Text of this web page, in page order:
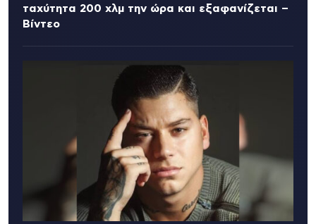
ταχύτητα 200 χλμ την ώρα και εξαφανίζεται –
Βίντεο